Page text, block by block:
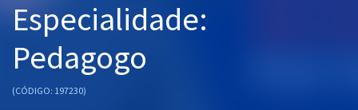
Aprovados
Especialidade:
Pedagogo
(CÓDIGO: 197230)